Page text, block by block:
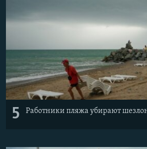
5 Работники пляжа убирают